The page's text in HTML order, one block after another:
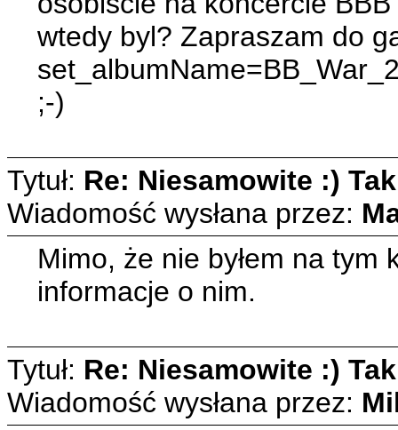
wtedy byl? Zapraszam do
;-)
Tytuł: Re: Niesamowite :)
Wiadomość wysłana przez:
Mimo, że nie byłem na tym
informacje o nim.
Tytuł: Re: Niesamowite :)
Wiadomość wysłana przez: